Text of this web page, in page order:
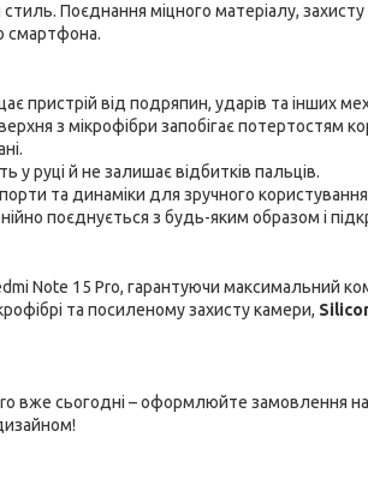
Поєднання міцного матеріалу, захисту
смартфона.
пристрій від подряпин, ударів та інших
з мікрофібри запобігає потертостям
у руці й не залишає відбитків пальців.
порти та динаміки для зручного
поєднується з будь-яким образом і
Note 15 Pro, гарантуючи максимальний
та посиленому захисту камери,
вже сьогодні – оформлюйте замовлення на